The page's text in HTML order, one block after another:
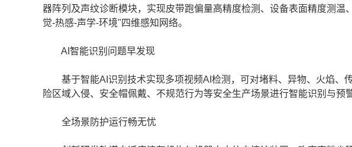
器阵列及声纹诊断模块，实现皮带跑偏量高精度检测、设备表面精度测
觉-热感-声学-环境"四维感知网络。
AI智能识别问题早发现
基于智能AI识别技术实现多项视频AI检测，可对堵料、异物、火焰、
险区域入侵、安全帽佩戴、不规范行为等安全生产场景进行智能识别与预警
全场景防护运行畅无忧